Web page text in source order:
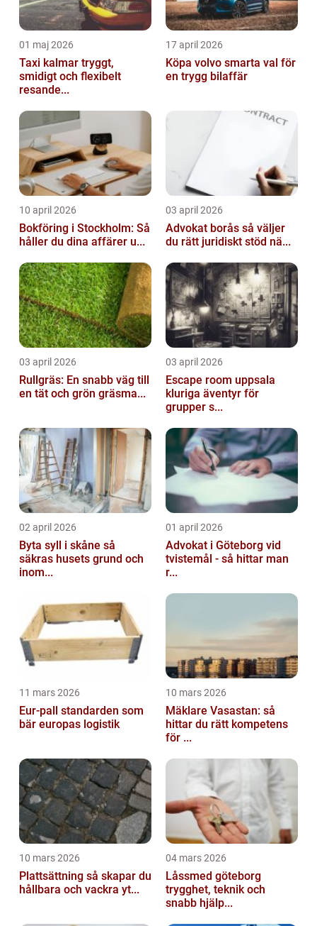
01 maj 2026
Taxi kalmar tryggt,
smidigt och flexibelt
resande...
17 april 2026
Köpa volvo smarta val för
en trygg bilaffär
10 april 2026
Bokföring i Stockholm: Så
håller du dina affärer u...
03 april 2026
Advokat borås så väljer
du rätt juridiskt stöd nä...
03 april 2026
Rullgräs: En snabb väg till
en tät och grön gräsma...
03 april 2026
Escape room uppsala
kluriga äventyr för
grupper s...
02 april 2026
Byta syll i skåne så
säkras husets grund och
inom...
01 april 2026
Advokat i Göteborg vid
tvistemål - så hittar man
r...
11 mars 2026
Eur-pall standarden som
bär europas logistik
10 mars 2026
Mäklare Vasastan: så
hittar du rätt kompetens
för ...
10 mars 2026
Plattsättning så skapar du
hållbara och vackra yt...
04 mars 2026
Låssmed göteborg
trygghet, teknik och
snabb hjälp...